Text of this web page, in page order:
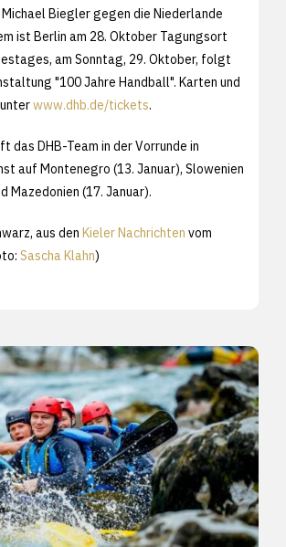
Biegler gegen die Niederlande
ist Berlin am 28. Oktober Tagungsort
am Sonntag, 29. Oktober, folgt
"100 Jahre Handball". Karten und
www.dhb.de/tickets.
das DHB-Team in der Vorrunde in
auf Montenegro (13. Januar), Slowenien
Mazedonien (17. Januar).
aus den Kieler Nachrichten vom
Sascha Klahn)